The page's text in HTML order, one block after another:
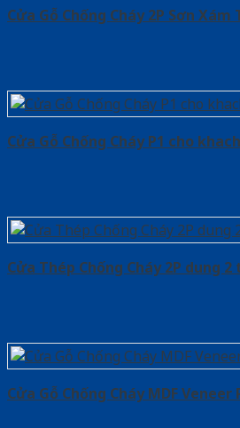
Cửa Gỗ Chống Cháy 2P Sơn Xám
Cửa Gỗ Chống Cháy P1 cho
Cửa Thép Chống Cháy 2P dung
Cửa Gỗ Chống Cháy MDF Veneer